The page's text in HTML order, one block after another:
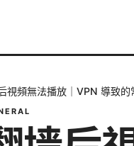
視頻無法播放｜VPN 導致